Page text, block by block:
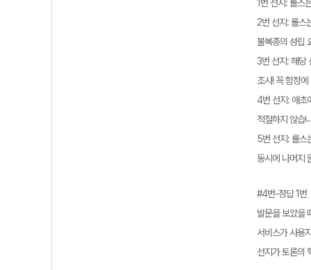
1번 선지: 롤스
2번 선지: 롤스
불복종의 성립
3번 선지: 해당
조사! 꼭 함정
4번 선지: 애초
적절하지 않습
5번 선지: 롤스
동시에 나머지
#4번-정답 1번
발문을 보았을
서비스가 사용
선지가 토론의